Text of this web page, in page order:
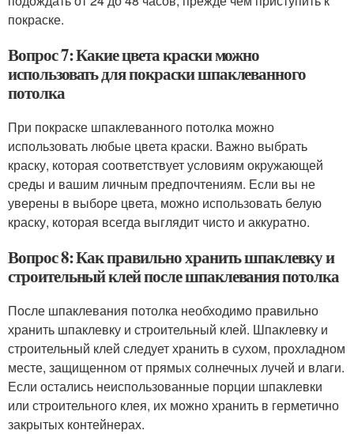
покраске.
Вопрос 7: Какие цвета краски можно
использовать для покраски шпаклеванного
потолка
При покраске шпаклеванного потолка можно
использовать любые цвета краски. Важно выбрать
краску, которая соответствует условиям окружающей
среды и вашим личным предпочтениям. Если вы не
уверены в выборе цвета, можно использовать белую
краску, которая всегда выглядит чисто и аккуратно.
Вопрос 8: Как правильно хранить шпаклевку и
строительный клей после шпаклевания потолка
После шпаклевания потолка необходимо правильно
хранить шпаклевку и строительный клей. Шпаклевку и
строительный клей следует хранить в сухом, прохладном
месте, защищенном от прямых солнечных лучей и влаги.
Если остались неиспользованные порции шпаклевки
или строительного клея, их можно хранить в герметично
закрытых контейнерах.